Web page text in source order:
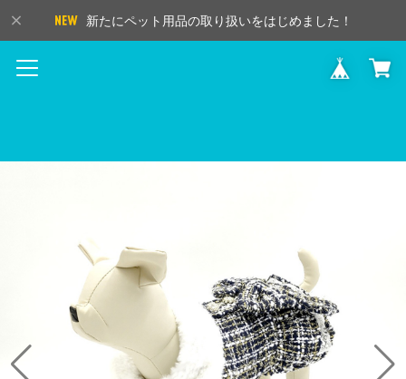
新たにペット用品の取り扱いをはじめました！